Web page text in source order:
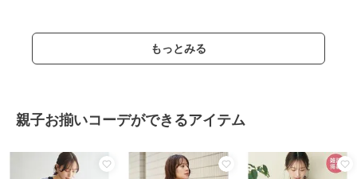
もっとみる
親子お揃いコーデができるアイテム